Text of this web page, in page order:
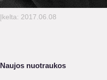
Įkelta: 2017.06.08
Naujos nuotraukos